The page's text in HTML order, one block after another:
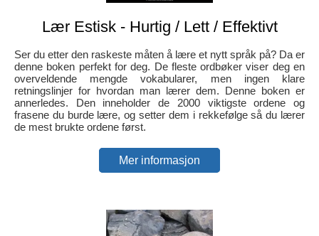
Lær Estisk - Hurtig / Lett / Effektivt
Ser du etter den raskeste måten å lære et nytt språk på? Da er
denne boken perfekt for deg. De fleste ordbøker viser deg en
overveldende mengde vokabularer, men ingen klare
retningslinjer for hvordan man lærer dem. Denne boken er
annerledes. Den inneholder de 2000 viktigste ordene og
frasene du burde lære, og setter dem i rekkefølge så du lærer
de mest brukte ordene først.
Mer informasjon